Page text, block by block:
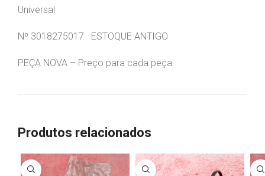
Universal
Nº 3018275017 ESTOQUE ANTIGO
PEÇA NOVA – Preço para cada peça
Produtos relacionados